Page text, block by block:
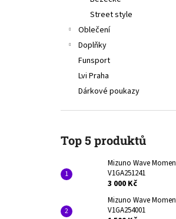
Street style
Oblečení
Doplňky
Funsport
Lvi Praha
Dárkové poukazy
Top 5 produktů
Mizuno Wave
V1GA251241
3 000 Kč
Mizuno Wave
V1GA254001
3 000 Kč
Původně:4 290 Kč